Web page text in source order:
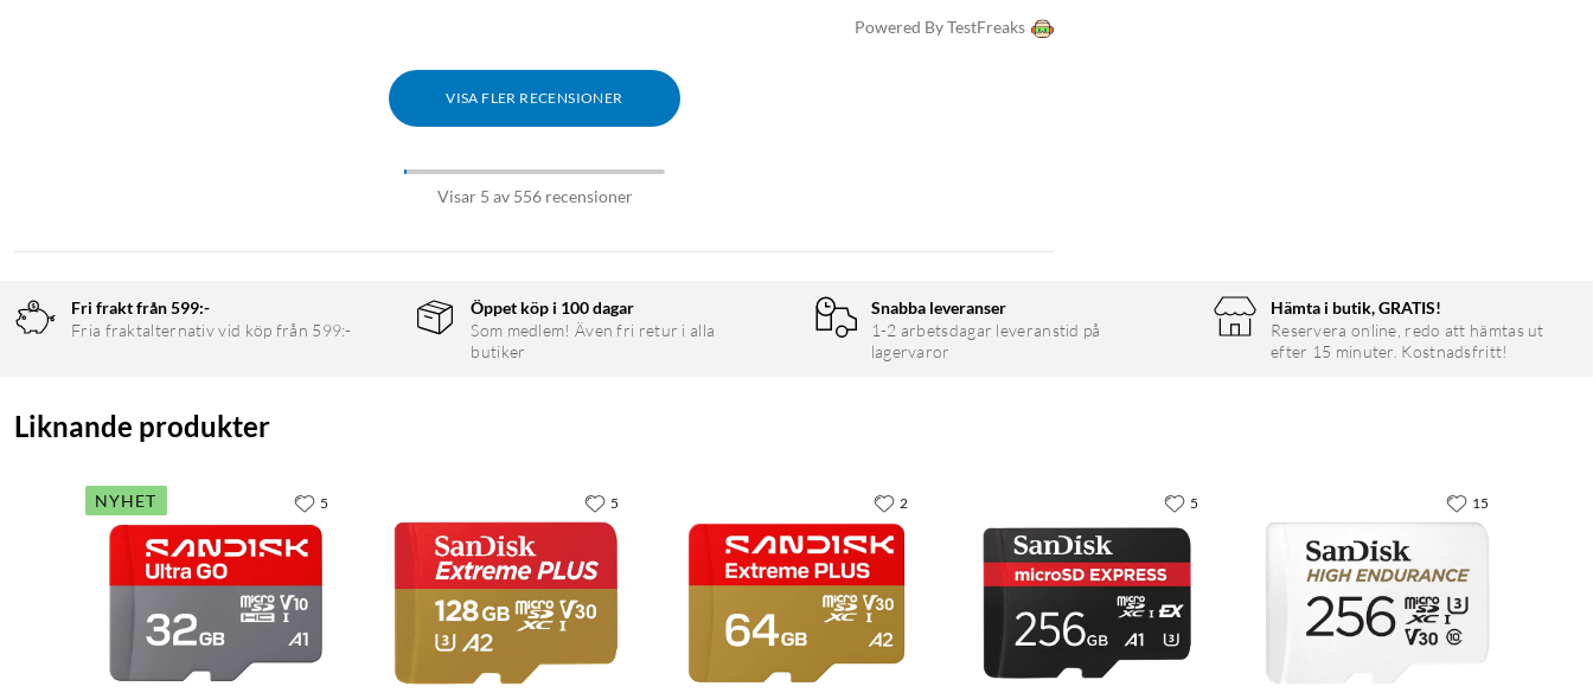
Powered By TestFreaks
VISA FLER RECENSIONER
Visar 5 av 556 recensioner
Fri frakt från 599:-
Fria fraktalternativ vid köp från 599:-
Öppet köp i 100 dagar
Som medlem! Även fri retur i alla
butiker
Snabba leveranser
1-2 arbetsdagar leveranstid på
lagervaror
Hämta i butik, GRATIS!
Reservera online, redo att hämtas ut
efter 15 minuter. Kostnadsfritt!
Liknande produkter
NYHET 5 5 2 5 15